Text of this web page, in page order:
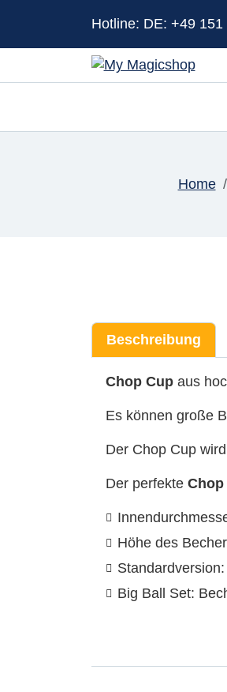
Hotline: DE: +49
Home
Beschreibung
Chop Cup aus
Es können große
Der Chop Cup
Der perfekte Chop
Höhe des
Big Ball Set: